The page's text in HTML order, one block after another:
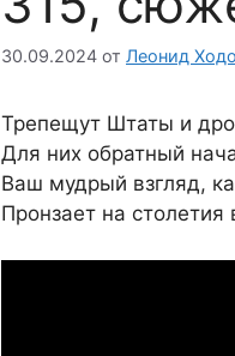
30.09.2024 от Леонид
Трепещут Штаты и
Для них обратный
Ваш мудрый взгляд,
Пронзает на столетия